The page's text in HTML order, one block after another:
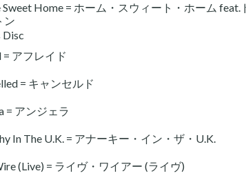
Sweet Home = ホーム・スウィート・ホーム feat.
ン
Disc
アフレイド
= キャンセルド
= アンジェラ
In The U.K. = アナーキー・イン・ザ・U.K.
(Live) = ライヴ・ワイアー (ライヴ)